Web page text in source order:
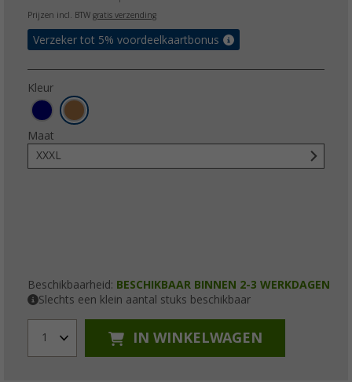
Prijzen incl. BTW gratis verzending
Verzeker tot 5% voordeelkaartbonus
Kleur
Maat
XXXL
Beschikbaarheid: BESCHIKBAAR BINNEN 2-3 WERKDAGEN
Slechts een klein aantal stuks beschikbaar
1 IN WINKELWAGEN